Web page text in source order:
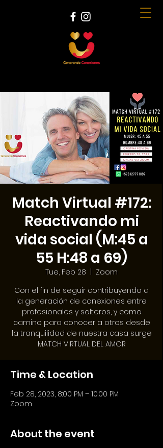
Match Virtual #172:
Reactivando mi
vida social (M:45 a
55 H:48 a 69)
Tue, Feb 28
Zoom
Con el fin de seguir contribuyendo a
la generación de conexiones entre
profesionales y solteros, y como
camino para conocer a otros desde
la tranquilidad de nuestra casa surge
MATCH VIRTUAL DEL AMOR
Time & Location
Feb 28, 2023, 8:00 PM – 10:00 PM
Zoom
About the event